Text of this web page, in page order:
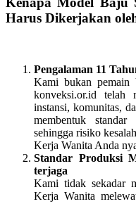
Harus Dikerjakan
Pengalaman 11
Kami bukan pemain
konveksi.or.id telah
instansi, komunitas,
membentuk
sehingga risiko
Kerja Wanita Anda
Standar Produksi
terjaga
Kami tidak sekadar
Kerja Wanita